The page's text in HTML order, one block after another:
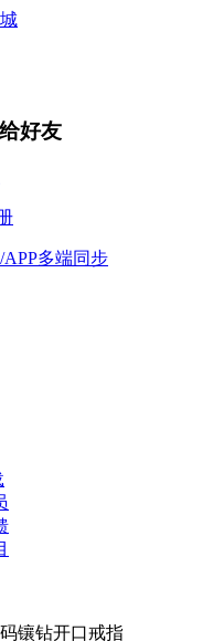
好友
APP多端同步